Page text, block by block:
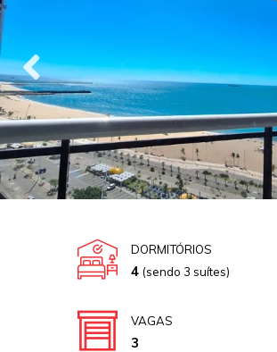
DORMITÓRIOS
4 (sendo 3 suítes)
VAGAS
3